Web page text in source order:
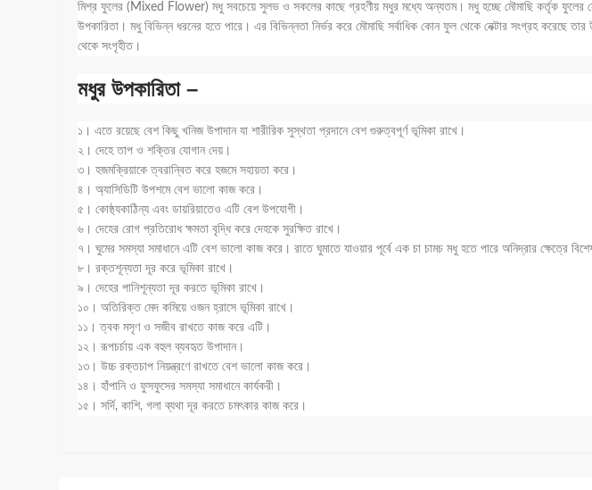
মিশ্র ফুলের (Mixed Flower) মধু সবচেয়ে সুলভ ও সকলের কাছে গ্রহণীয় মধুর মধ্যে অন্যতম। মধু হচ্ছে মৌমাছি কর্তৃক ফুলের
উপকারিতা। মধু বিভিন্ন ধরনের হতে পারে। এর বিভিন্নতা নির্ভর করে মৌমাছি সর্বাধিক কোন ফুল থেকে নেক্টার সংগ্রহ করেছে
থেকে সংগৃহীত।
মধুর উপকারিতা –
১। এতে রয়েছে বেশ কিছু খনিজ উপাদান যা শারীরিক সুস্থতা প্রদানে বেশ গুরুত্বপূর্ণ ভূমিকা রাখে।
২। দেহে তাপ ও শক্তির যোগান দেয়।
৩। হজমক্রিয়াকে ত্বরান্বিত করে হজমে সহায়তা করে।
৪। অ্যাসিডিটি উপশমে বেশ ভালো কাজ করে।
৫। কোষ্ঠ্যকাঠিন্য এবং ডায়রিয়াতেও এটি বেশ উপযোগী।
৬। দেহের রোগ প্রতিরোধ ক্ষমতা বৃদ্ধি করে দেহকে সুরক্ষিত রাখে।
৭। ঘুমের সমস্যা সমাধানে এটি বেশ ভালো কাজ করে। রাতে ঘুমাতে যাওয়ার পূর্বে এক চা চামচ মধু হতে পারে অনিদ্রার ক্ষেত্রে
৮। রক্তশূন্যতা দূর করে ভূমিকা রাখে।
৯। দেহের পানিশূন্যতা দূর করতে ভূমিকা রাখে।
১০। অতিরিক্ত মেদ কমিয়ে ওজন হ্রাসে ভূমিকা রাখে।
১১। ত্বক মসৃণ ও সজীব রাখতে কাজ করে এটি।
১২। রূপচর্চায় এক বহুল ব্যবহৃত উপাদান।
১৩। উচ্চ রক্তচাপ নিয়ন্ত্রণে রাখতে বেশ ভালো কাজ করে।
১৪। হাঁপানি ও ফুসফুসের সমস্যা সমাধানে কার্যকরী।
১৫। সর্দি, কাশি, গলা ব্যথা দূর করতে চমৎকার কাজ করে।